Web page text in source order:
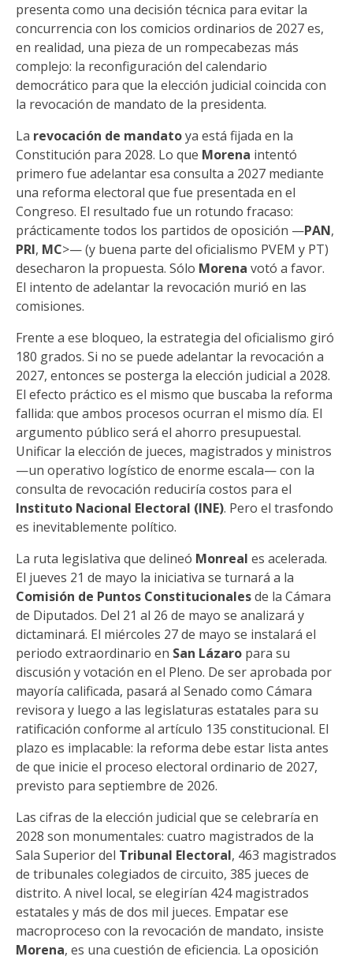
presenta como una decisión técnica para evitar la
concurrencia con los comicios ordinarios de 2027 es,
en realidad, una pieza de un rompecabezas más
complejo: la reconfiguración del calendario
democrático para que la elección judicial coincida con
la revocación de mandato de la presidenta.
La revocación de mandatoya está fijada en la
Constitución para 2028. Lo que Morena intentó
primero fue adelantar esa consulta a 2027 mediante
una reforma electoral que fue presentada en el
Congreso. El resultado fue un rotundo fracaso:
prácticamente todos los partidos de oposición —PAN,
PRI, MC>— (y buena parte del oficialismo PVEM y PT)
desecharon la propuesta. Sólo Morena votó a favor.
El intento de adelantar la revocación murió en las
comisiones.
Frente a ese bloqueo, la estrategia del oficialismo giró
180 grados. Si no se puede adelantar la revocación a
2027, entonces se posterga la elección judicial a 2028.
El efecto práctico es el mismo que buscaba la reforma
fallida: que ambos procesos ocurran el mismo día. El
argumento público será el ahorro presupuestal.
Unificar la elección de jueces, magistrados y ministros
—un operativo logístico de enorme escala— con la
consulta de revocación reduciría costos para el
Instituto Nacional Electoral (INE). Pero el trasfondo
es inevitablemente político.
La ruta legislativa que delineó Monreal es acelerada.
El jueves 21 de mayo la iniciativa se turnará a la
Comisión de Puntos Constitucionalesde la Cámara
de Diputados. Del 21 al 26 de mayo se analizará y
dictaminará. El miércoles 27 de mayo se instalará el
periodo extraordinario en San Lázaro para su
discusión y votación en el Pleno. De ser aprobada por
mayoría calificada, pasará al Senado como Cámara
revisora y luego a las legislaturas estatales para su
ratificación conforme al artículo 135 constitucional. El
plazo es implacable: la reforma debe estar lista antes
de que inicie el proceso electoral ordinario de 2027,
previsto para septiembre de 2026.
Las cifras de la elección judicial que se celebraría en
2028 son monumentales: cuatro magistrados de la
Sala Superior del Tribunal Electoral, 463 magistrados
de tribunales colegiados de circuito, 385 jueces de
distrito. A nivel local, se elegirían 424 magistrados
estatales y más de dos mil jueces. Empatar ese
macroproceso con la revocación de mandato, insiste
Morena, es una cuestión de eficiencia. La oposición